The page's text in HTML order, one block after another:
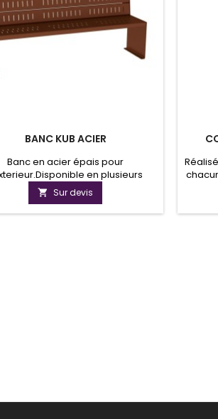
BANC KUB ACIER
Banc en acier épais pour
en plusieurs
coloris.
 Sur devis